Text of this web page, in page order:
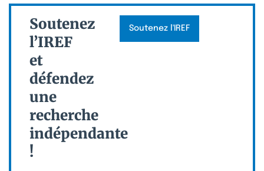
Soutenez
l’IREF
et
défendez
une
recherche
indépendante
!
Soutenez l'IREF